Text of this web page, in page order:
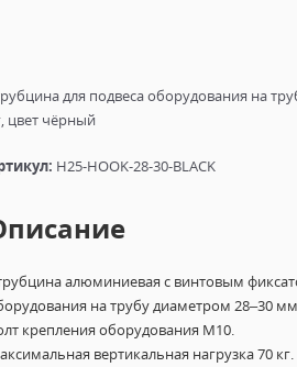
для подвеса оборудования на
цвет чёрный
H25-HOOK-28-30-BLACK
алюминиевая с винтовым
на трубу диаметром 28–30
крепления оборудования М10.
вертикальная нагрузка 70 кг.